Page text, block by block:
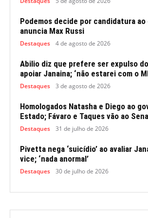
Podemos decide por candidatura ao
anuncia Max Russi
Destaques 4 de agosto de 2026
Abilio diz que prefere ser expulso
apoiar Janaina; ‘não estarei com o
Destaques 3 de agosto de 2026
Homologados Natasha e Diego ao
Estado; Fávaro e Taques vão ao
Destaques 31 de julho de 2026
Pivetta nega ‘suicídio’ ao avaliar
vice; ‘nada anormal’
Destaques 30 de julho de 2026